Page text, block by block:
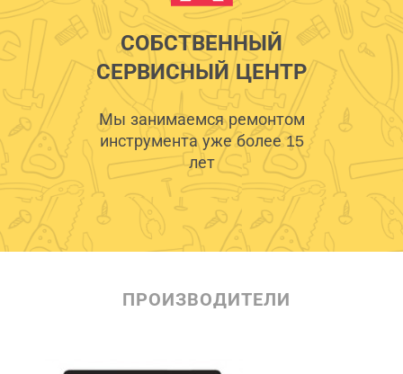
СОБСТВЕННЫЙ
СЕРВИСНЫЙ ЦЕНТР
Мы занимаемся ремонтом
инструмента уже более 15
лет
ПРОИЗВОДИТЕЛИ